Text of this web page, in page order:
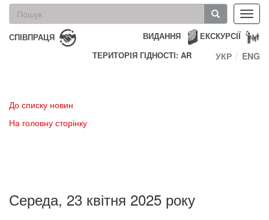
Пошукова
форма
Пошук
СПІВПРАЦЯ ЕКСКУРСІЇ
ВИДАННЯ
ТЕРИТОРІЯ ГІДНОСТІ: AR
УКР ENG
До списку новин
На головну сторінку
Середа, 23 квітня 2025 року